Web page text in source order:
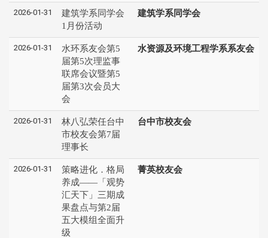
2026-01-31
建筑学系同学会
1月份活动
建筑学系同学会
2026-01-31
水环系友会第5
届第5次理监事
联席会议暨第5
届第3次会员大
会
水资源及环境工程学系系友会
2026-01-31
林八弘荣任台中
市校友会第7届
理事长
台中市校友会
2026-01-31
策略进化．格局
养成——「观势
汇天下」三期成
果盘点与第2届
五大模组全面升
级
菁英校友会